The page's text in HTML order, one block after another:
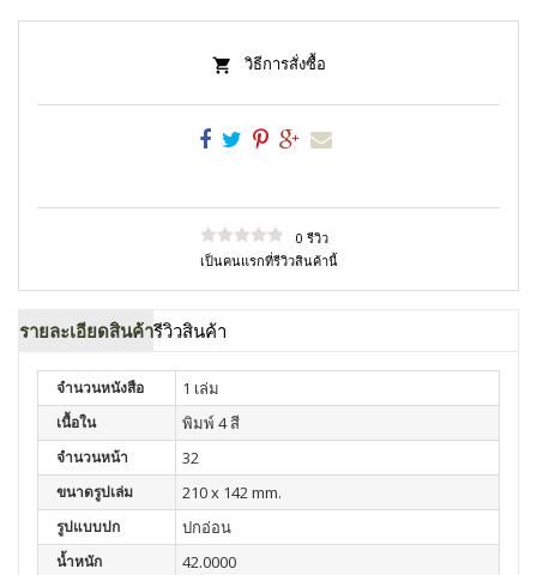
วิธีการสั่งซื้อ
0 รีวิว
เป็นคนแรกที่รีวิวสินค้านี้
รายละเอียดสินค้ารีวิวสินค้า
จำนวนหนังสือ 1 เล่ม
เนื้อใน พิมพ์ 4 สี
จำนวนหน้า 32
ขนาดรูปเล่ม 210 x 142 mm.
รูปแบบปก ปกอ่อน
น้ำหนัก 42.0000